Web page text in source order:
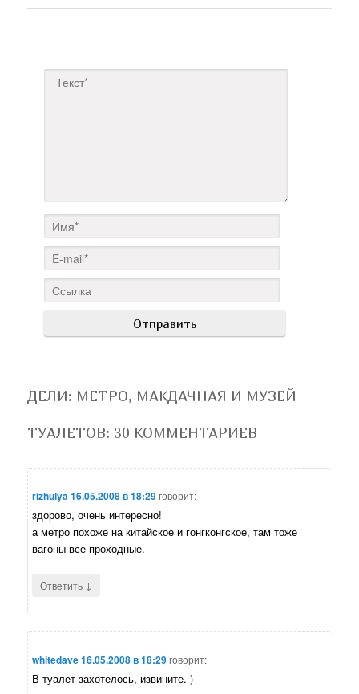
ДЕЛИ: МЕТРО, МАКДАЧНАЯ И МУЗЕЙ
ТУАЛЕТОВ: 30 КОММЕНТАРИЕВ
rizhulya16.05.2008 в 18:29говорит:
здорово, очень интересно!
а метро похоже на китайское и гонгконгское, там тоже
вагоны все проходные.
Ответить ↓
whitedave16.05.2008 в 18:29говорит:
В туалет захотелось, извините. )